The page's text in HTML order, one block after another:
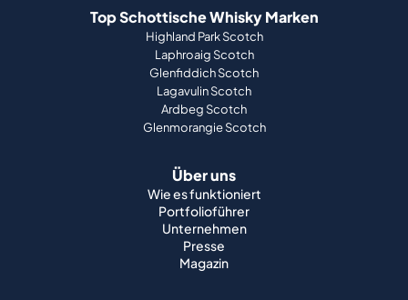
Top Schottische Whisky Marken
Highland Park Scotch
Laphroaig Scotch
Glenfiddich Scotch
Lagavulin Scotch
Ardbeg Scotch
Glenmorangie Scotch
Über uns
Wie es funktioniert
Portfolioführer
Unternehmen
Presse
Magazin